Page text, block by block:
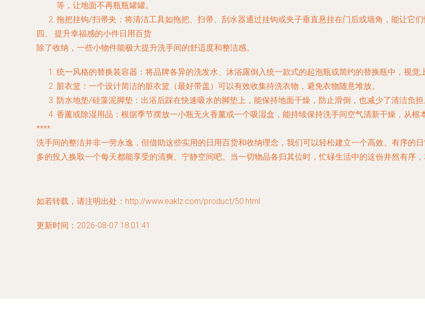
等，让地面不再瓶瓶罐罐。
拖把挂钩/扫帚夹 ：将清洁工具如拖把、扫帚、刮水器通过挂钩或夹子垂直悬挂在门后或墙角，能让它
四、 提升幸福感的小件日用百货
除了收纳，一些小物件能极大提升洗手间的舒适度和整洁感。
统一风格的替换装容器 ：将品牌各异的洗发水、沐浴露倒入统一款式的起泡瓶或简约的替换瓶中，视觉
脏衣篮 ：一个设计简洁的脏衣篮（最好带盖）可以有效收集待洗衣物，避免衣物随意堆放。
防水地垫/硅藻泥脚垫 ：出浴后踩在快速吸水的脚垫上，能保持地面干燥，防止滑倒，也减少了清洁负担
香薰或除湿用品 ：根据季节摆放一小瓶无火香薰或一个吸湿盒，能持续保持洗手间空气清新干燥，从根
****
洗手间的整洁并非一劳永逸，但借助这些实用的日用百货和收纳理念，我们可以轻松建立一个高效、有序的
多的投入换取一个每天都能享受的清爽、宁静空间吧。当一切物品各归其位时，忙碌生活中的这份井然有序，
如若转载，请注明出处：http://www.eaklz.com/product/50.html
更新时间：2026-08-07 18:01:41